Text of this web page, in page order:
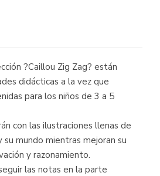
?Caillou Zig Zag? están
didácticas a la vez que
para los niños de 3 a 5
con las ilustraciones llenas de
mundo mientras mejoran su
y razonamiento.
las notas en la parte